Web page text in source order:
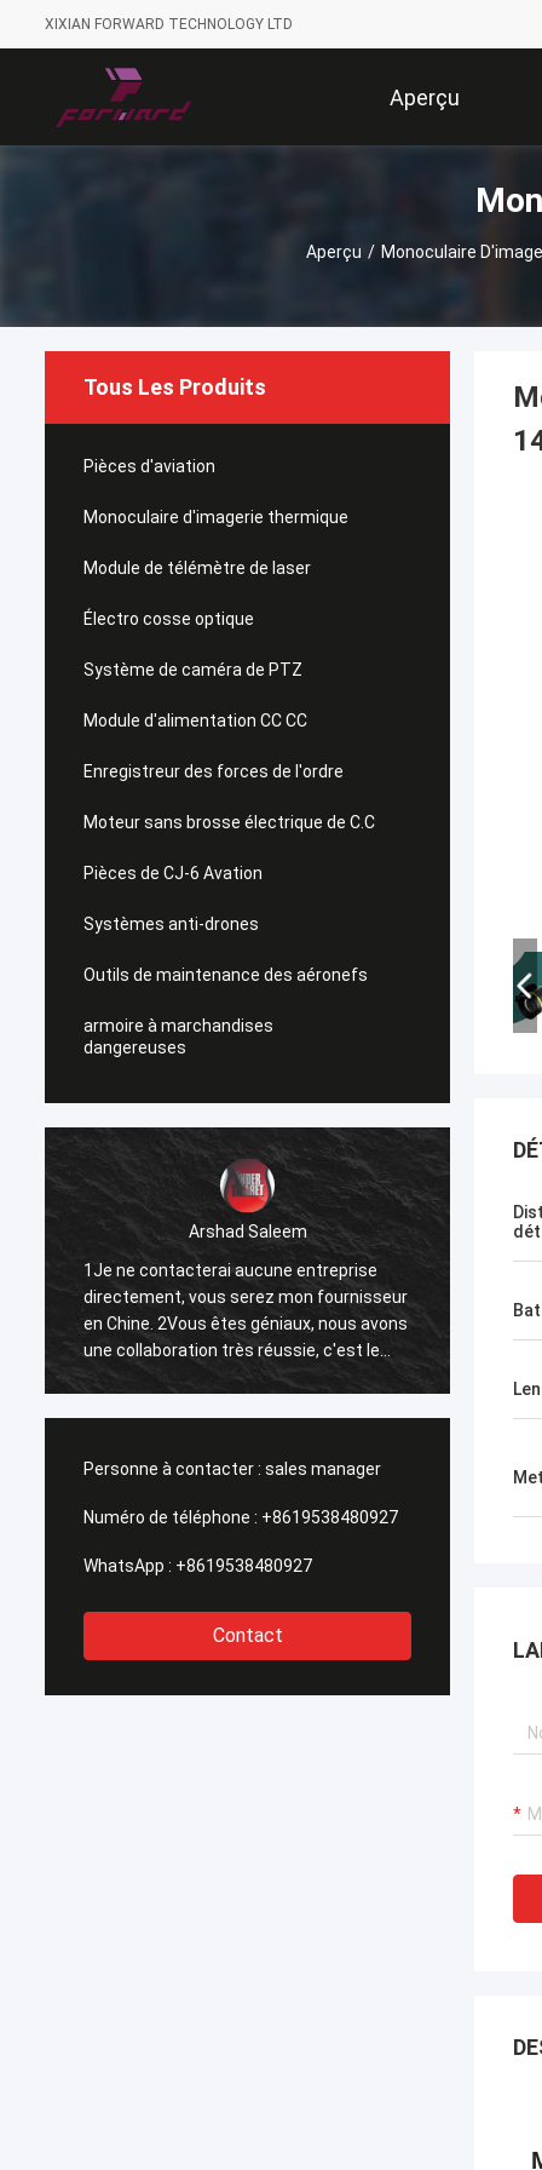
XIXIAN FORWARD TECHNOLOGY LTD
Aperçu
Aperçu / Monoculaire
Tous Les Produits
Pièces d'aviation
Monoculaire d'imagerie thermique
Module de télémètre de laser
Électro cosse optique
Système de caméra de PTZ
Module d'alimentation CC CC
Enregistreur des forces de l'ordre
Moteur sans brosse électrique de C.C
Pièces de CJ-6 Avation
Systèmes anti-drones
Outils de maintenance des aéronefs
armoire à marchandises
dangereuses
Arshad Saleem
1Je ne contacterai aucune entreprise
directement, vous serez mon fournisseur
en Chine. 2Vous êtes géniaux, nous avons
une collaboration très réussie, c'est le
résultat de nos efforts communs.
Personne à contacter : sales manager
Numéro de téléphone : +8619538480927
WhatsApp : +8619538480927
Contact